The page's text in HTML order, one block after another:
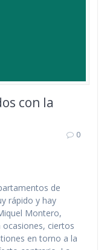
con la
0
de
rápido y hay
Montero,
ocasiones, ciertos
en torno a la